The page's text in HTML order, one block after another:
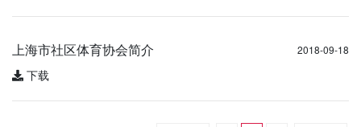
上海市社区体育协会简介 2018-09-18
下载